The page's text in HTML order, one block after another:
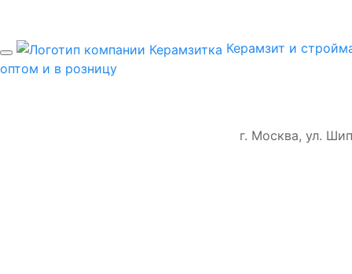
Керамзит и
оптом и в розницу
г. Москва, ул.